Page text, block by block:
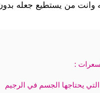
وانت من يستطيع جعله
:
يحتاجها الجسم في الرجيم